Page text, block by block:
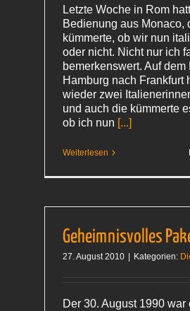
Letzte Woche in Rom
Bedienung aus Monaco,
kümmerte, ob wir nun
oder nicht. Nicht nur ich
bemerkenswert. Auf dem
Hamburg nach Frankfurt
wieder zwei
und auch die kümmerte
ob ich nun [...]
Weiterlesen
Geheimnisvolles
27. August 2010 Kategorien:
Der 30. August 1990 war